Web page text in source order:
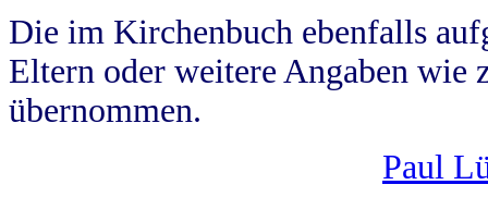
Die im Kirchenbuch ebenfalls
Eltern oder weitere Angaben wie
übernommen.
Paul